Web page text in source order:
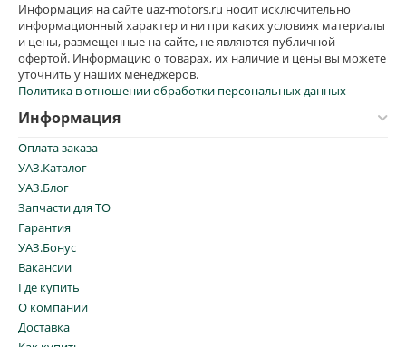
Информация на сайте uaz-motors.ru носит исключительно
информационный характер и ни при каких условиях материалы
и цены, размещенные на сайте, не являются публичной
офертой. Информацию о товарах, их наличие и цены вы можете
уточнить у наших менеджеров.
Политика в отношении обработки персональных данных
Информация
Оплата заказа
УАЗ.Каталог
УАЗ.Блог
Запчасти для ТО
Гарантия
УАЗ.Бонус
Вакансии
Где купить
О компании
Доставка